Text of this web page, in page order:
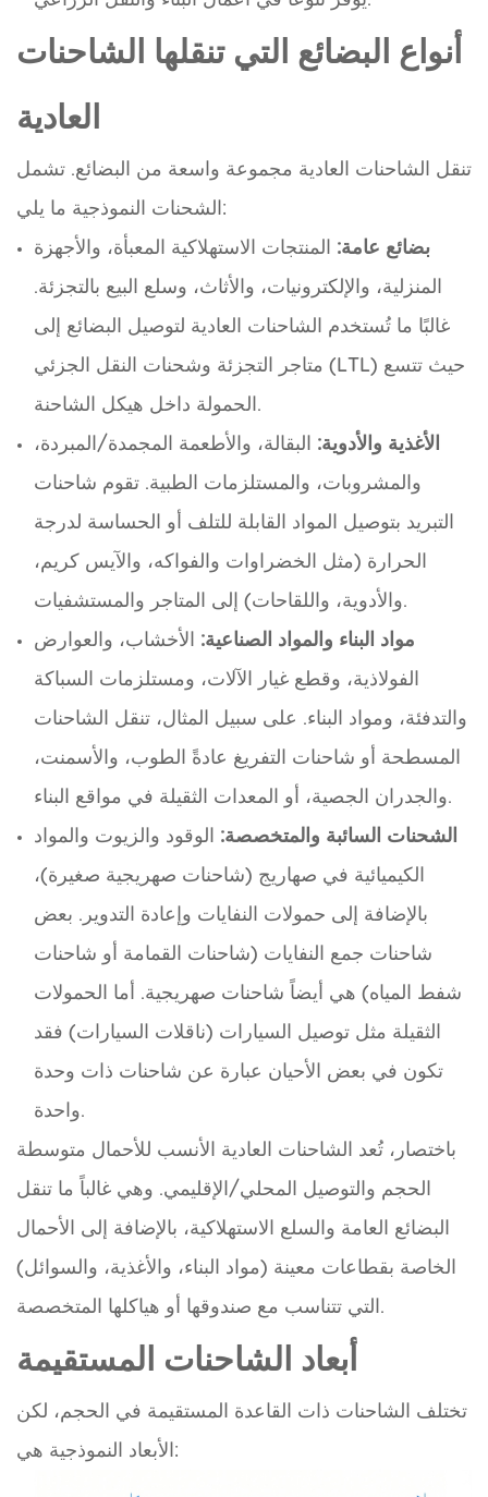
أنواع البضائع التي تنقلها الشاحنات
العادية
تنقل الشاحنات العادية مجموعة واسعة من البضائع. تشمل
الشحنات النموذجية ما يلي:
بضائع عامة: المنتجات الاستهلاكية المعبأة، والأجهزة
المنزلية، والإلكترونيات، والأثاث، وسلع البيع بالتجزئة.
غالبًا ما تُستخدم الشاحنات العادية لتوصيل البضائع إلى
متاجر التجزئة وشحنات النقل الجزئي (LTL) حيث تتسع
الحمولة داخل هيكل الشاحنة.
الأغذية والأدوية: البقالة، والأطعمة المجمدة/المبردة،
والمشروبات، والمستلزمات الطبية. تقوم شاحنات
التبريد بتوصيل المواد القابلة للتلف أو الحساسة لدرجة
الحرارة (مثل الخضراوات والفواكه، والآيس كريم،
والأدوية، واللقاحات) إلى المتاجر والمستشفيات.
مواد البناء والمواد الصناعية: الأخشاب، والعوارض
الفولاذية، وقطع غيار الآلات، ومستلزمات السباكة
والتدفئة، ومواد البناء. على سبيل المثال، تنقل الشاحنات
المسطحة أو شاحنات التفريغ عادةً الطوب، والأسمنت،
والجدران الجصية، أو المعدات الثقيلة في مواقع البناء.
الشحنات السائبة والمتخصصة: الوقود والزيوت والمواد
الكيميائية في صهاريج (شاحنات صهريجية صغيرة)،
بالإضافة إلى حمولات النفايات وإعادة التدوير. بعض
شاحنات جمع النفايات (شاحنات القمامة أو شاحنات
شفط المياه) هي أيضاً شاحنات صهريجية. أما الحمولات
الثقيلة مثل توصيل السيارات (ناقلات السيارات) فقد
تكون في بعض الأحيان عبارة عن شاحنات ذات وحدة
واحدة.
باختصار، تُعد الشاحنات العادية الأنسب للأحمال متوسطة
الحجم والتوصيل المحلي/الإقليمي. وهي غالباً ما تنقل
البضائع العامة والسلع الاستهلاكية، بالإضافة إلى الأحمال
الخاصة بقطاعات معينة (مواد البناء، والأغذية، والسوائل)
التي تتناسب مع صندوقها أو هياكلها المتخصصة.
أبعاد الشاحنات المستقيمة
تختلف الشاحنات ذات القاعدة المستقيمة في الحجم، لكن
الأبعاد النموذجية هي: